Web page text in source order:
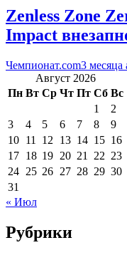
Zenless Zone
Impact
Чемпионат.com3 месяца
Август 2026
Пн Вт Ср Чт Пт Сб Вс
1
2
3
4 5 6 7 8
9
10 11 12 13 14 15 16
17 18 19 20 21 22 23
24 25 26 27 28 29 30
31
« Июл
Рубрики